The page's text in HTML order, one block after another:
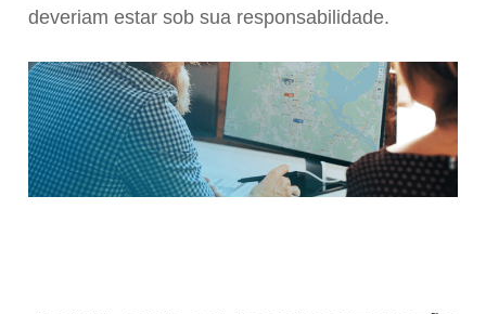
deveriam estar sob sua responsabilidade.